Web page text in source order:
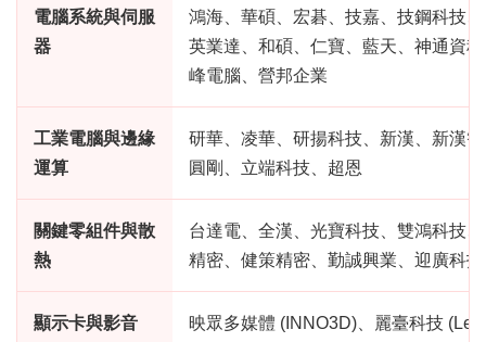
電腦系統與伺服
器
鴻海、華碩、宏碁、技嘉、技鋼科技
英業達、和碩、仁寶、藍天、神通資
峰電腦、營邦企業
工業電腦與邊緣
運算
研華、凌華、研揚科技、新漢、新漢
圓剛、立端科技、超恩
關鍵零組件與散
熱
台達電、全漢、光寶科技、雙鴻科技
精密、健策精密、勤誠興業、迎廣科
顯示卡與影音
映眾多媒體 (INNO3D)、麗臺科技